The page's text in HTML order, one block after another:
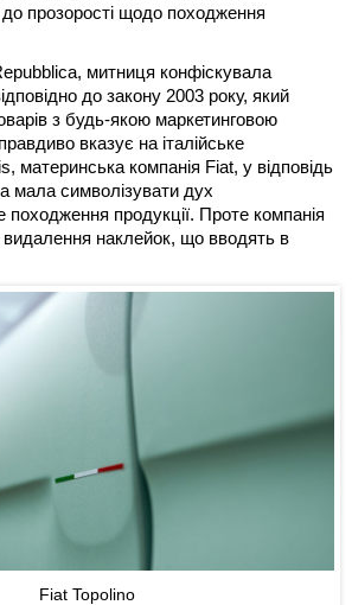
прозорості щодо походження
митниця конфіскувала
до закону 2003 року, який
з будь-якою маркетинговою
вказує на італійське
материнська компанія Fiat, у відповідь
мала символізувати дух
походження продукції. Проте компанія
видалення наклейок, що вводять в
Fiat Topolino